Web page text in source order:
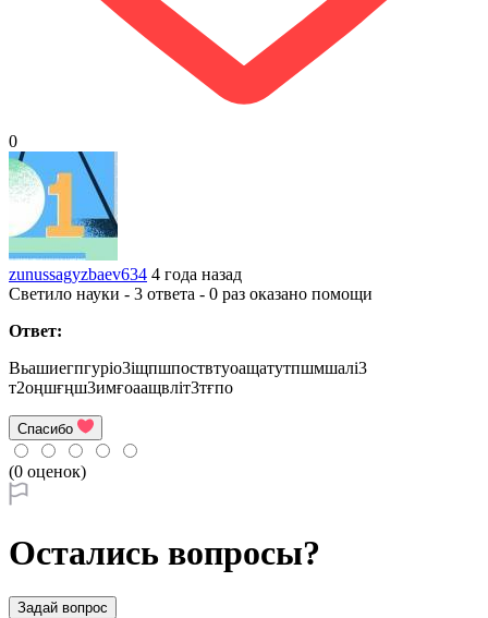
0
zunussagyzbaev634 4 года назад
Светило науки - 3 ответа - 0 раз оказано помощи
Ответ:
Вьашиегпгуріо3іщпшпоствтуоащатутпшмшалі3
т2оңшғңш3имғоаащвліт3тғпо
Спасибо
(0 оценок)
Остались вопросы?
Задай вопрос